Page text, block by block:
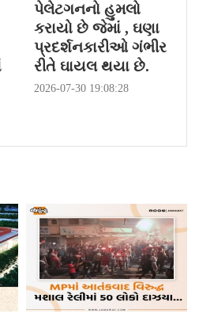
પેલેટગનનો હુમલો
કરાયો છે જેમાં , ઘણા
પ્રદર્શનકારીઓ ગંભીર
રીતે ઘાયલ થયા છે.
2026-07-30 19:08:28